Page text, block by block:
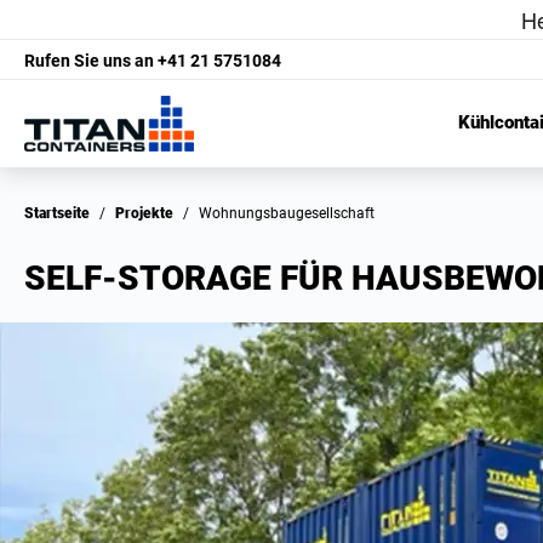
Rufen Sie uns an+41 21 5751084
Startseite / Projekte / Wohnungsbaugesellschaft
SELF-STORAGE FÜR